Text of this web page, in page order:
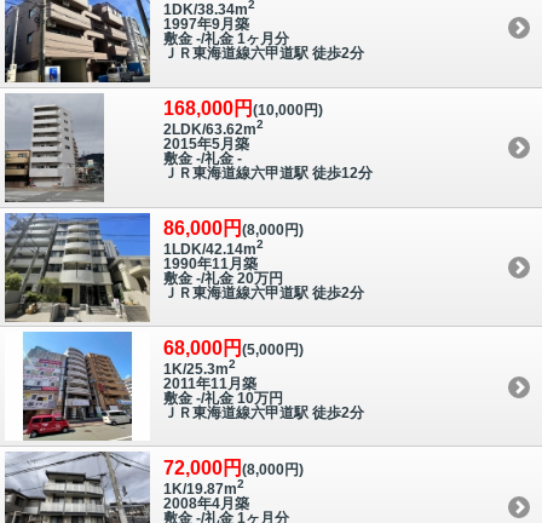
1DK/38.34m2
1997年9月築
敷金 -/礼金 1ヶ月分
ＪＲ東海道線六甲道駅 徒歩2分
168,000円 (10,000円)
2LDK/63.62m2
2015年5月築
敷金 -/礼金 -
ＪＲ東海道線六甲道駅 徒歩12分
86,000円 (8,000円)
1LDK/42.14m2
1990年11月築
敷金 -/礼金 20万円
ＪＲ東海道線六甲道駅 徒歩2分
68,000円 (5,000円)
1K/25.3m2
2011年11月築
敷金 -/礼金 10万円
ＪＲ東海道線六甲道駅 徒歩2分
72,000円 (8,000円)
1K/19.87m2
2008年4月築
敷金 -/礼金 1ヶ月分